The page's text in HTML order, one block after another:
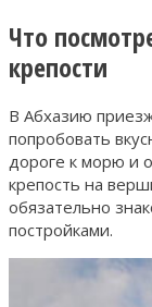
Что
крепости
В Абхазию
попробовать
дороге к морю и
крепость на
обязательно
постройками.